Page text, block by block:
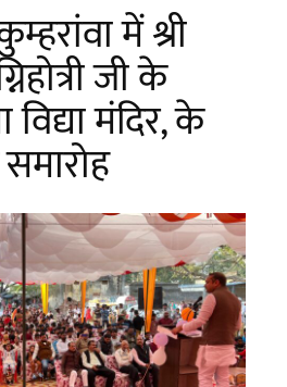
में श्री
जी के
विद्या मंदिर, के